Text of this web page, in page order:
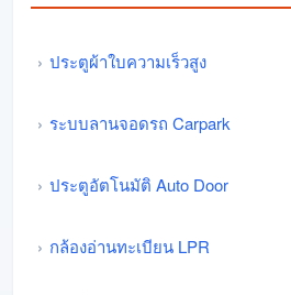
ประตูผ้าใบความเร็วสูง
ระบบลานจอดรถ Carpark
ประตูอัตโนมัติ Auto Door
กล้องอ่านทะเบียน LPR